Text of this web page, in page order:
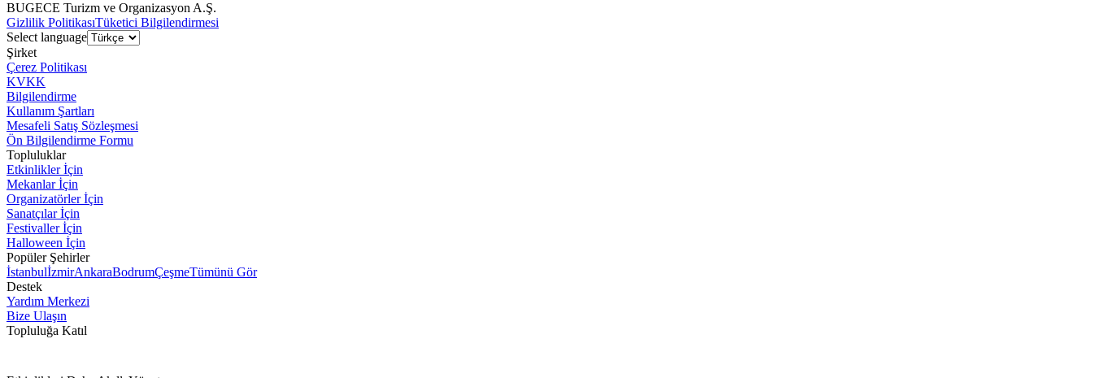
BUGECE Turizm ve Organizasyon A.Ş.
Gizlilik PolitikasıTüketici Bilgilendirmesi
Select language
Şirket
Çerez Politikası
KVKK
Bilgilendirme
Kullanım Şartları
Mesafeli Satış Sözleşmesi
Ön Bilgilendirme Formu
Topluluklar
Etkinlikler İçin
Mekanlar İçin
Organizatörler İçin
Sanatçılar İçin
Festivaller İçin
Halloween İçin
Popüler Şehirler
İstanbulİzmirAnkaraBodrumÇeşmeTümünü Gör
Destek
Yardım Merkezi
Bize Ulaşın
Topluluğa Katıl